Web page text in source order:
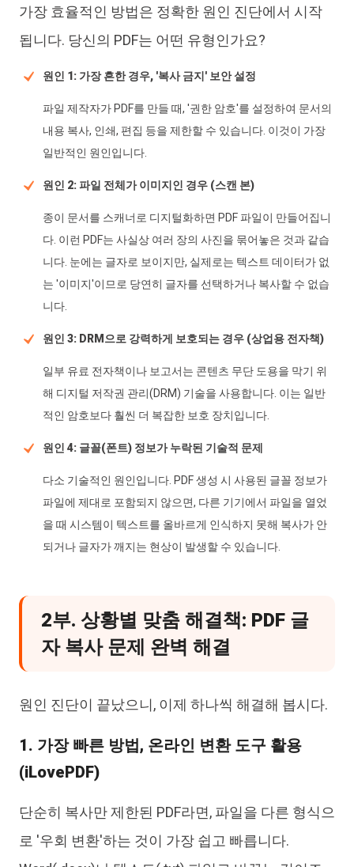
가장 효율적인 방법은 정확한 원인 진단에서 시작
됩니다. 당신의 PDF는 어떤 유형인가요?
원인 1: 가장 흔한 경우, '복사 금지' 보안 설정
파일 제작자가 PDF를 만들 때, '권한 암호'를 설정하여 문서의
내용 복사, 인쇄, 편집 등을 제한할 수 있습니다. 이것이 가장
일반적인 원인입니다.
원인 2: 파일 전체가 이미지인 경우 (스캔 본)
종이 문서를 스캐너로 디지털화하면 PDF 파일이 만들어집니
다. 이런 PDF는 사실상 여러 장의 사진을 묶어놓은 것과 같습
니다. 눈에는 글자로 보이지만, 실제로는 텍스트 데이터가 없
는 '이미지'이므로 당연히 글자를 선택하거나 복사할 수 없습
니다.
원인 3: DRM으로 강력하게 보호되는 경우 (상업용 전자책)
일부 유료 전자책이나 보고서는 콘텐츠 무단 도용을 막기 위
해 디지털 저작권 관리(DRM) 기술을 사용합니다. 이는 일반
적인 암호보다 훨씬 더 복잡한 보호 장치입니다.
원인 4: 글꼴(폰트) 정보가 누락된 기술적 문제
다소 기술적인 원인입니다. PDF 생성 시 사용된 글꼴 정보가
파일에 제대로 포함되지 않으면, 다른 기기에서 파일을 열었
을 때 시스템이 텍스트를 올바르게 인식하지 못해 복사가 안
되거나 글자가 깨지는 현상이 발생할 수 있습니다.
2부. 상황별 맞춤 해결책: PDF 글
자 복사 문제 완벽 해결
원인 진단이 끝났으니, 이제 하나씩 해결해 봅시다.
1. 가장 빠른 방법, 온라인 변환 도구 활용
(iLovePDF)
단순히 복사만 제한된 PDF라면, 파일을 다른 형식으
로 '우회 변환'하는 것이 가장 쉽고 빠릅니다.